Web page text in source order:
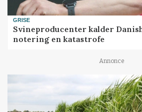
GRISE
Svineproducenter kalder
notering en katastrofe
Annonce